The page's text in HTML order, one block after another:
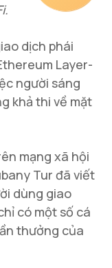
dịch phái
Layer-
người sáng
khả thi về mặt
mạng xã hội
Tur đã viết
dùng giao
có một số cá
thưởng của